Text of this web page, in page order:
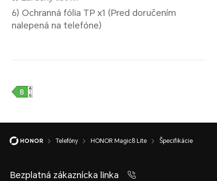
Časovač, Ovládanie gestami
Identifikácia tváre
Telefóny HONOR Magic8 Lite Špecifikácie
Bezplatná zákaznícka linka